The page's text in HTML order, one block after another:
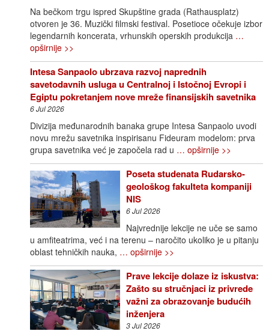
Na bečkom trgu ispred Skupštine grada (Rathausplatz)
otvoren je 36. Muzički filmski festival. Posetioce očekuje izbor
legendarnih koncerata, vrhunskih operskih produkcija …
opširnije >>
Intesa Sanpaolo ubrzava razvoj naprednih
savetodavnih usluga u Centralnoj i Istočnoj Evropi i
Egiptu pokretanjem nove mreže finansijskih savetnika
6 Jul 2026
Divizija međunarodnih banaka grupe Intesa Sanpaolo uvodi
novu mrežu savetnika inspirisanu Fideuram modelom: prva
grupa savetnika već je započela rad u … opširnije >>
Poseta studenata Rudarsko-
geološkog fakulteta kompaniji
NIS
6 Jul 2026
Najvrednije lekcije ne uče se samo
u amfiteatrima, već i na terenu – naročito ukoliko je u pitanju
oblast tehničkih nauka, … opširnije >>
Prave lekcije dolaze iz iskustva:
Zašto su stručnjaci iz privrede
važni za obrazovanje budućih
inženjera
3 Jul 2026